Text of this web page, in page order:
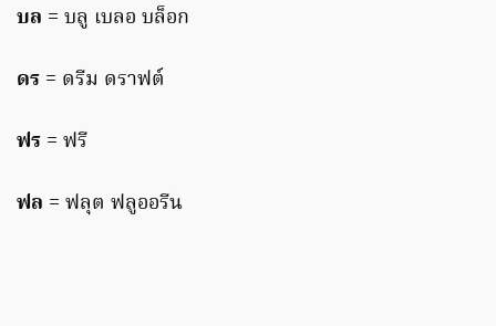
บล = บลู เบลอ บล็อก
ดร = ดรีม ดราฟต์
ฟร = ฟรี
ฟล = ฟลุต ฟลูออรีน